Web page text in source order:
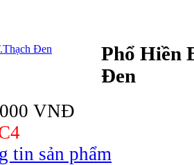
Phổ Hiền
Đen
VNĐ
tin sản phẩm